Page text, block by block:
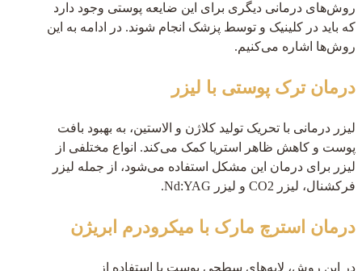
روش‌های درمانی دیگری برای این ضایعه پوستی وجود دارد
که باید در کلینیک و توسط پزشک انجام شوند. در ادامه به این
روش‌ها اشاره می‌کنیم.
درمان ترک پوستی با لیزر
لیزر درمانی با تحریک تولید کلاژن و الاستین، به بهبود بافت
پوست و کاهش ظاهر استریا کمک می‌کند. انواع مختلفی از
لیزر برای درمان این مشکل استفاده می‌شود، از جمله لیزر
فرکشنال، لیزر CO2 و لیزر Nd:YAG.
درمان استرچ مارک با میکرودرم ابریژن
در این روش، لایه‌های سطحی پوست با استفاده از